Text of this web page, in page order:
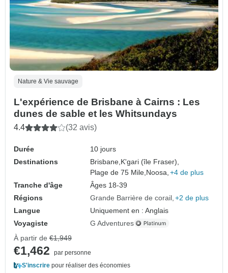
Nature & Vie sauvage
L'expérience de Brisbane à Cairns : Les
dunes de sable et les Whitsundays
4.4 (32 avis)
Durée
10 jours
Destinations
Brisbane, K'gari (île Fraser),
Plage de 75 Mile, Noosa, +4 de plus
Tranche d'âge
Âges 18-39
Régions
Grande Barrière de corail +2 de plus
Langue
Uniquement en : Anglais
Voyagiste
G Adventures
À partir de €1,949
€1,462
par personne
S'inscrire pour réaliser des économies